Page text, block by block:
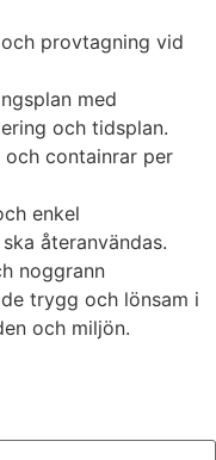
provtagning vid
med
och tidsplan.
och containrar per
enkel
återanvändas.
noggrann
trygg och lönsam i
och miljön.